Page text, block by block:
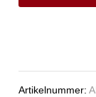
27mm
Artikelnummer: